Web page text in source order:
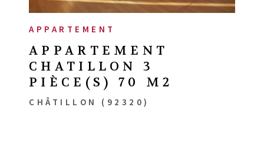
APPARTEMENT
APPARTEMENT
CHATILLON 3
PIÈCE(S) 70 M2
CHÂTILLON (92320)